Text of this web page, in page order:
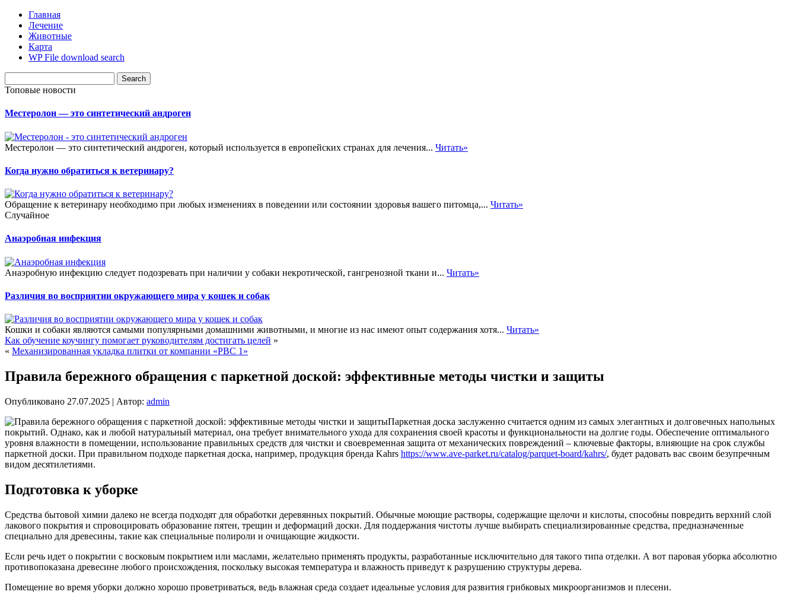
Главная
Лечение
Животные
Карта
WP File download search
Топовые новости
Местеролон — это синтетический андроген
Местеролон — это синтетический андроген, который используется в европейских странах для лечения... Читать»
Когда нужно обратиться к ветеринару?
Обращение к ветеринару необходимо при любых изменениях в поведении или состоянии здоровья вашего питомца,... Читать»
Случайное
Анаэробная инфекция
Анаэробную инфекцию следует подозревать при наличии у собаки некротической, гангренозной ткани и... Читать»
Различия во восприятии окружающего мира у кошек и собак
Кошки и собаки являются самыми популярными домашними животными, и многие из нас имеют опыт содержания хотя... Читать»
Как обучение коучингу помогает руководителям достигать целей »
« Механизированная укладка плитки от компании «РВС 1»
Правила бережного обращения с паркетной доской: эффективные методы чистки и защиты
Опубликовано 27.07.2025 | Автор: admin
Паркетная доска заслуженно считается одним из самых элегантных и долговечных напольных
покрытий. Однако, как и любой натуральный материал, она требует внимательного ухода для сохранения своей красоты и функциональности на долгие годы. Обеспечение оптимального
уровня влажности в помещении, использование правильных средств для чистки и своевременная защита от механических повреждений – ключевые факторы, влияющие на срок службы
паркетной доски. При правильном подходе паркетная доска, например, продукция бренда Kahrs https://www.ave-parket.ru/catalog/parquet-board/kahrs/, будет радовать вас своим безупречным
видом десятилетиями.
Подготовка к уборке
Средства бытовой химии далеко не всегда подходят для обработки деревянных покрытий. Обычные моющие растворы, содержащие щелочи и кислоты, способны повредить верхний слой
лакового покрытия и спровоцировать образование пятен, трещин и деформаций доски. Для поддержания чистоты лучше выбирать специализированные средства, предназначенные
специально для древесины, такие как специальные полироли и очищающие жидкости.
Если речь идет о покрытии с восковым покрытием или маслами, желательно применять продукты, разработанные исключительно для такого типа отделки. А вот паровая уборка абсолютно
противопоказана древесине любого происхождения, поскольку высокая температура и влажность приведут к разрушению структуры дерева.
Помещение во время уборки должно хорошо проветриваться, ведь влажная среда создает идеальные условия для развития грибковых микроорганизмов и плесени.